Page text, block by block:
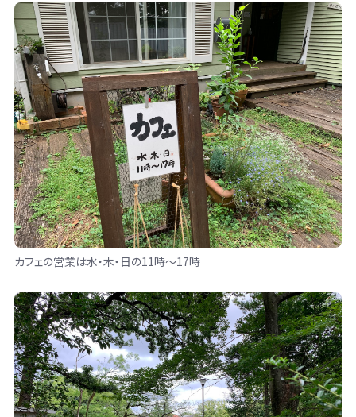
カフェの営業は水・木・日の11時〜17時